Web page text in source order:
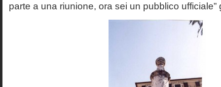
parte a una riunione, ora sei un pubblico ufficiale”